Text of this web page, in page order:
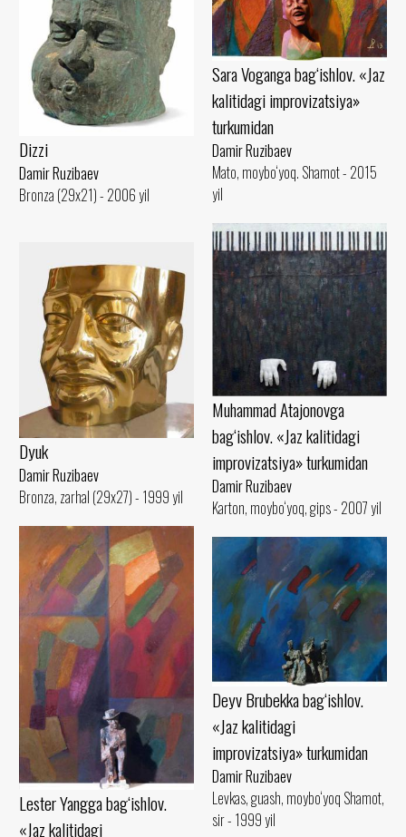
Sara Voganga bag‘ishlov. «Jaz
kalitidagi improvizatsiya»
turkumidan
Damir Ruzibaev
Mato, moybo‘yoq. Shamot - 2015
yil
Dizzi
Damir Ruzibaev
Bronza (29x21) - 2006 yil
Muhammad Atajonovga
bag‘ishlov. «Jaz kalitidagi
improvizatsiya» turkumidan
Damir Ruzibaev
Karton, moybo‘yoq, gips - 2007 yil
Dyuk
Damir Ruzibaev
Bronza, zarhal (29x27) - 1999 yil
Lester Yangga bag‘ishlov.
«Jaz kalitidagi
Deyv Brubekka bag‘ishlov.
«Jaz kalitidagi
improvizatsiya» turkumidan
Damir Ruzibaev
Levkas, guash, moybo‘yoq Shamot,
sir - 1999 yil